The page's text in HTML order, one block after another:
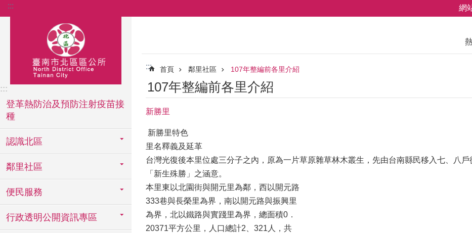
跳到主要內容區塊
::: 網
:::
登革熱防治及預防注射疫苗接
種
認識北區
鄰里社區
便民服務
行政透明公開資訊專區
::: 首頁 鄰里社區 107年整編前各里介紹
107年整編前各里介紹
新勝里
新勝里特色
里名釋義及延革
台灣光復後本里位處三分子之內，原為一片草原雜草林木叢生，先由台南縣民移入七、八
「新生殊勝」之涵意。
本里東以北園街與開元里為鄰，西以開元路
333巷與長榮里為界，南以開元路與振興里
為界，北以鐵路與實踐里為界，總面積0．
20371平方公里，人口總計2、321人，共